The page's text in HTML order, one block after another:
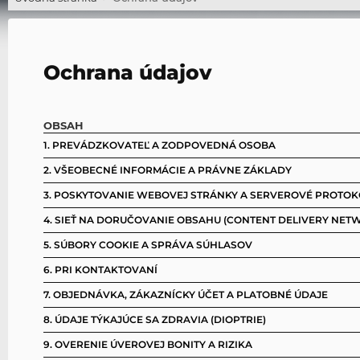
Ochrana údajov
OBSAH
1. PREVÁDZKOVATEĽ A ZODPOVEDNÁ OSOBA
2. VŠEOBECNÉ INFORMÁCIE A PRÁVNE ZÁKLADY
3. POSKYTOVANIE WEBOVEJ STRÁNKY A SERVEROVÉ
4. SIEŤ NA DORUČOVANIE OBSAHU (CONTENT DELIVERY
5. SÚBORY COOKIE A SPRÁVA SÚHLASOV
6. PRI KONTAKTOVANÍ
7. OBJEDNÁVKA, ZÁKAZNÍCKY ÚČET A PLATOBNÉ ÚDAJE
8. ÚDAJE TÝKAJÚCE SA ZDRAVIA (DIOPTRIE)
9. OVERENIE ÚVEROVEJ BONITY A RIZIKA